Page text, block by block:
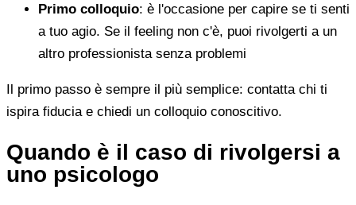
Primo colloquio: è l'occasione per capire se ti senti
a tuo agio. Se il feeling non c'è, puoi rivolgerti a un
altro professionista senza problemi
Il primo passo è sempre il più semplice: contatta chi ti
ispira fiducia e chiedi un colloquio conoscitivo.
Quando è il caso di rivolgersi a
uno psicologo